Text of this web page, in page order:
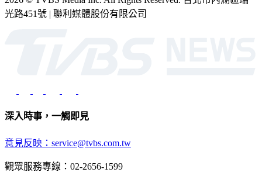
光路451號 | 聯利媒體股份有限公司
深入時事，一觸即見
意見反映：service@tvbs.com.tw
觀眾服務專線：02-2656-1599